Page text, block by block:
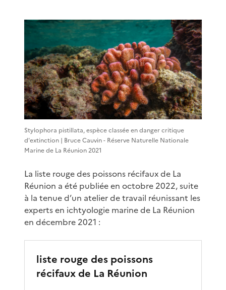
Stylophora pistillata, espèce classée en danger critique
d'extinction | Bruce Cauvin - Réserve Naturelle Nationale
Marine de La Réunion 2021
La liste rouge des poissons récifaux de La
Réunion a été publiée en octobre 2022, suite
à la tenue d’un atelier de travail réunissant les
experts en ichtyologie marine de La Réunion
en décembre 2021 :
liste rouge des poissons
récifaux de La Réunion